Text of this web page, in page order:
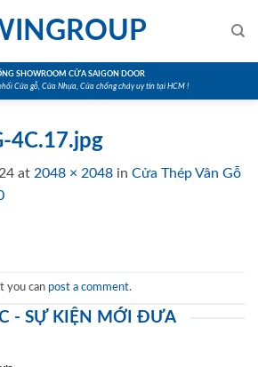
SHOWROOM CỬA SAIGON DOOR
Cửa gỗ, Cửa Nhựa, Cửa chống cháy uy tín tại HCM !
4C.17.jpg
at 2048 × 2048 in Cửa Thép Vân Gỗ
you can post a comment.
- SỰ KIỆN MỚI ĐƯA